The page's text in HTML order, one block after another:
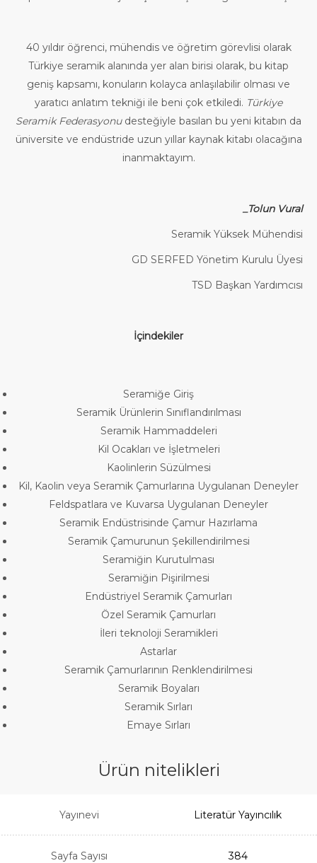
40 yıldır öğrenci, mühendis ve öğretim görevlisi olarak
Türkiye seramik alanında yer alan birisi olarak, bu kitap
geniş kapsamı, konuların kolayca anlaşılabilir olması ve
yaratıcı anlatım tekniği ile beni çok etkiledi. Türkiye
Seramik Federasyonu desteğiyle basılan bu yeni kitabın da
üniversite ve endüstride uzun yıllar kaynak kitabı olacağına
inanmaktayım.
_Tolun Vural
Seramik Yüksek Mühendisi
GD SERFED Yönetim Kurulu Üyesi
TSD Başkan Yardımcısı
İçindekiler
Seramiğe Giriş
Seramik Ürünlerin Sınıflandırılması
Seramik Hammaddeleri
Kil Ocakları ve İşletmeleri
Kaolinlerin Süzülmesi
Kil, Kaolin veya Seramik Çamurlarına Uygulanan Deneyler
Feldspatlara ve Kuvarsa Uygulanan Deneyler
Seramik Endüstrisinde Çamur Hazırlama
Seramik Çamurunun Şekillendirilmesi
Seramiğin Kurutulması
Seramiğin Pişirilmesi
Endüstriyel Seramik Çamurları
Özel Seramik Çamurları
İleri teknoloji Seramikleri
Astarlar
Seramik Çamurlarının Renklendirilmesi
Seramik Boyaları
Seramik Sırları
Emaye Sırları
Ürün nitelikleri
Yayınevi Literatür Yayıncılık
Sayfa Sayısı 384